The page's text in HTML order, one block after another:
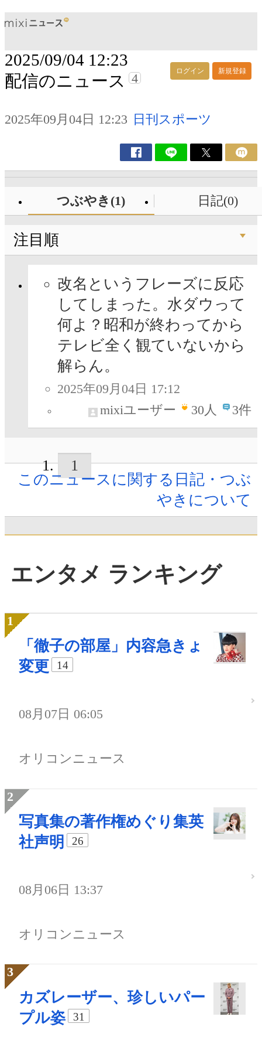
ログイン 新規登録
2025/09/04 12:23
配信のニュース 4
2025年09月04日 12:23 日刊スポーツ
つぶやき(1) 日記(0)
注目順
改名というフレーズに反応
してしまった。水ダウって
何よ？昭和が終わってから
テレビ全く観ていないから
解らん。
2025年09月04日 17:12
mixiユーザー
30人 3件
1
このニュースに関する日記・つぶ
やきについて
エンタメ ランキング
「徹子の部屋」内容急きょ
変更
14
08月07日 06:05
オリコンニュース
写真集の著作権めぐり集英
社声明
26
08月06日 13:37
オリコンニュース
カズレーザー、珍しいパー
プル姿
31